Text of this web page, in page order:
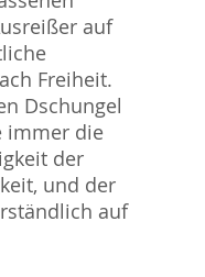
auf
Freiheit.
Dschungel
immer die
der
und der
auf